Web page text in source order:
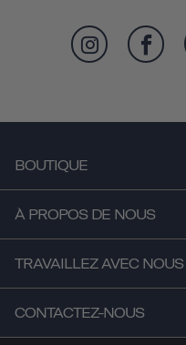
BOUTIQUE
À PROPOS DE NOUS
TRAVAILLEZ AVEC NOUS
CONTACTEZ-NOUS